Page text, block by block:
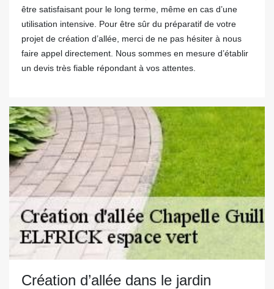
être satisfaisant pour le long terme, même en cas d’une
utilisation intensive. Pour être sûr du préparatif de votre
projet de création d’allée, merci de ne pas hésiter à nous
faire appel directement. Nous sommes en mesure d’établir
un devis très fiable répondant à vos attentes.
Création d’allée dans le jardin